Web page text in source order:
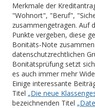
Merkmale der
"Wohnort", "Beruf",
zusammengetragen. Auf
Punkte vergeben, diese
Bonitäts-Note
datenschutzrechtlichen
Bonitätsprüfung setzt
es auch immer mehr
Einige interessante
Titel „Die neue
bezeichnenden Titel